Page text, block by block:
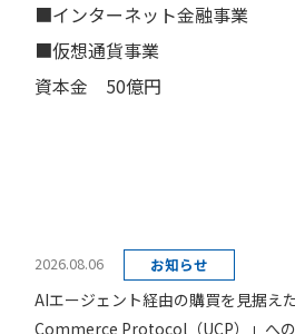
■インターネット金融事業
■仮想通貨事業
資本金 50億円
2026.08.06 お知らせ
AIエージェント経由の購買を見据え
Commerce Protocol（UCP）」へ